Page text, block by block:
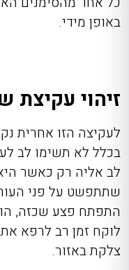
באופן מידי.
זיהוי עקיצת
לעקיצה הזו אחרית
בכלל לא תשימו לב
לב אליה רק כאשר
שתתפשט על פני
התפתח פצע שכזה,
לוקח זמן רב לרפא
צלקת באזור.